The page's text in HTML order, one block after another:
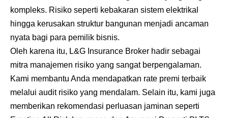
kompleks. Risiko seperti kebakaran sistem elektrikal
hingga kerusakan struktur bangunan menjadi ancaman
nyata bagi para pemilik bisnis.
Oleh karena itu, L&G Insurance Broker hadir sebagai
mitra manajemen risiko yang sangat berpengalaman.
Kami membantu Anda mendapatkan rate premi terbaik
melalui audit risiko yang mendalam. Selain itu, kami juga
memberikan rekomendasi perluasan jaminan seperti